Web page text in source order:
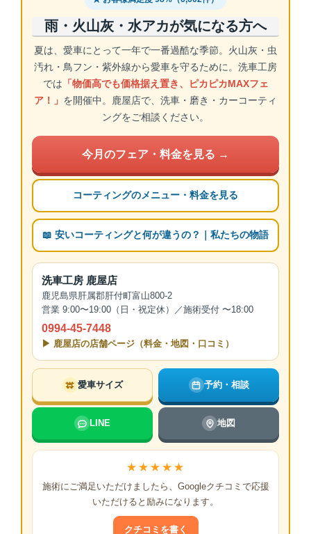
雨・火山灰・水アカが気になる方へ
夏は、愛車にとって一年で一番過酷な季節。火山灰・虫
汚れ・鳥フン・紫外線から愛車を守るために。洗車工房
では 「物価高でも価格据え置き、ピカピカMAXフェ
ア！」 を開催中。鹿屋店で、洗車・磨き・カーコーティ
ングをご相談ください。
今月のフェア・料金を見る →
コーティングのメニュー・料金を見る
📖 安いコーティングと何が違うの？｜私たちの物語
洗車工房 鹿屋店
鹿児島県肝属郡肝付町富山800-2
営業 9:00〜19:00（日・祝定休）／施術受付 〜18:00
0994-45-7448
▶ 鹿屋店の店舗ページ（料金・地図・口コミ）
愛車サイズ 予約・相談
LINE 地図
★★★★★
施術にご満足いただけましたら、Googleクチコミで応援
いただけると励みになります。
クチコミを書く